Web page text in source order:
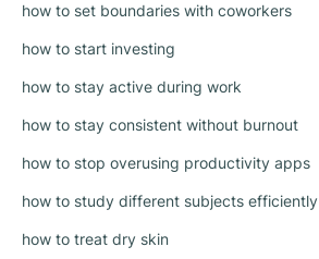
how to set boundaries with coworkers
how to start investing
how to stay active during work
how to stay consistent without burnout
how to stop overusing productivity apps
how to study different subjects efficiently
how to treat dry skin